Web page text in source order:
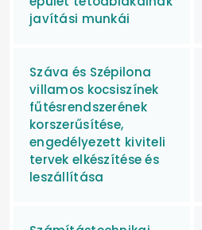
javítási munkái
Száva és Szépilona
villamos kocsiszínek
fűtésrendszerének
korszerűsítése,
engedélyezett kiviteli
tervek elkészítése és
leszállítása